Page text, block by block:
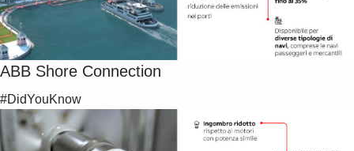
ABB Shore Connection
#DidYouKnow